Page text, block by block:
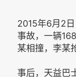
2015年6月2
事故，一辆
某相撞，李某
事后，天益巴